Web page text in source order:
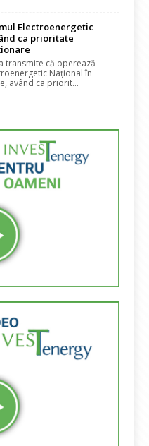
Electroenergetic
ca prioritate
transmite că operează
Național în
având ca priorit...